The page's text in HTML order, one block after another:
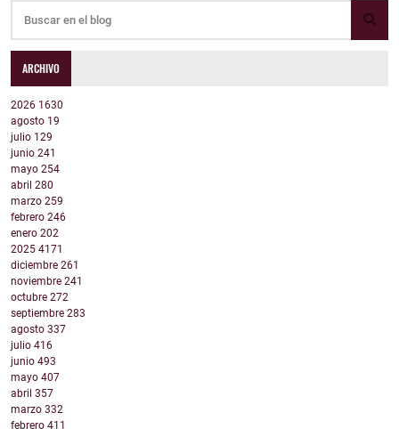
ARCHIVO
2026 1630
agosto 19
julio 129
junio 241
mayo 254
abril 280
marzo 259
febrero 246
enero 202
2025 4171
diciembre 261
noviembre 241
octubre 272
septiembre 283
agosto 337
julio 416
junio 493
mayo 407
abril 357
marzo 332
febrero 411